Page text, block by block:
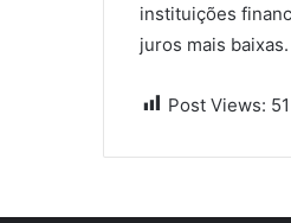
instituições
juros mais baixas.
Post Views: 51